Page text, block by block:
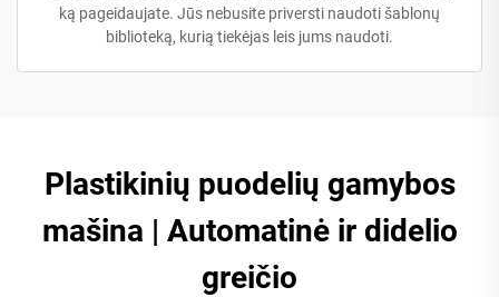
ką pageidaujate. Jūs nebusite priversti naudoti šablonų
biblioteką, kurią tiekėjas leis jums naudoti.
Plastikinių puodelių gamybos
mašina | Automatinė ir didelio
greičio